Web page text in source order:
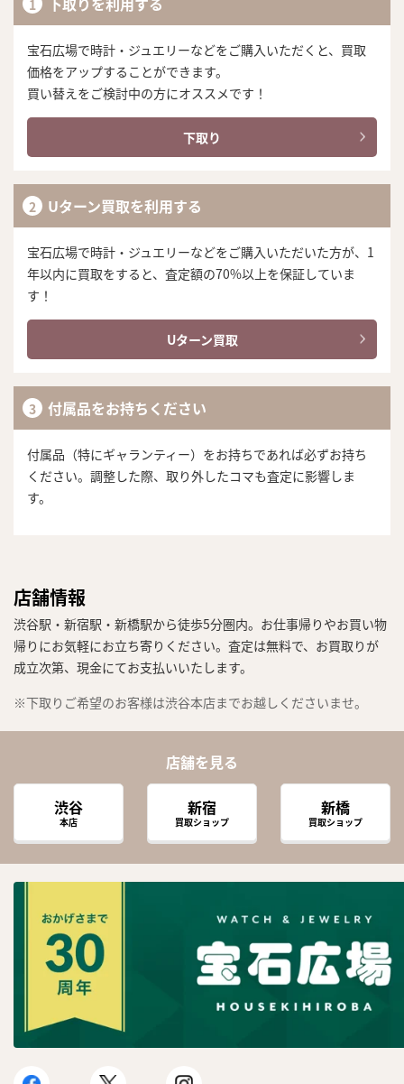
宝石広場で時計・ジュエリーなどをご購入いただくと、買取
価格をアップすることができます。
買い替えをご検討中の方にオススメです！
下取り
Uターン買取を利用する
宝石広場で時計・ジュエリーなどをご購入いただいた方が、1
年以内に買取をすると、査定額の70%以上を保証していま
す！
Uターン買取
付属品をお持ちください
付属品（特にギャランティー）をお持ちであれば必ずお持ち
ください。調整した際、取り外したコマも査定に影響しま
す。
店舗情報
渋谷駅・新宿駅・新橋駅から徒歩5分圏内。お仕事帰りやお買い物
帰りにお気軽にお立ち寄りください。査定は無料で、お買取りが
成立次第、現金にてお支払いいたします。
※下取りご希望のお客様は渋谷本店までお越しくださいませ。
店舗を見る
渋谷
本店
新宿
買取ショップ
新橋
買取ショップ